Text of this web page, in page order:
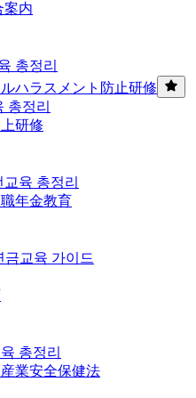
案内
총정리
ハラスメント防止研修
총정리
研修
육 총정리
年金教育
금교육 가이드
총정리
業安全保健法